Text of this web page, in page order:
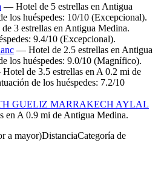
— Hotel de 5 estrellas en Antigua
los huéspedes: 10/10 (Excepcional).
3 estrellas en Antigua Medina.
9.4/10 (Excepcional).
— Hotel de 2.5 estrellas en Antigua
los huéspedes: 9.0/10 (Magnífico).
de 3.5 estrellas en A 0.2 mi de
de los huéspedes: 7.2/10
GUELIZ MARRAKECH AYLAL
en A 0.9 mi de Antigua Medina.
a mayor)DistanciaCategoría de